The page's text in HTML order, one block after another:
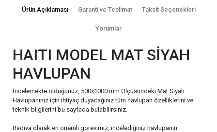
Ürün Açıklaması Garanti ve Teslimat Taksit Seçenekleri
Yorumlar
HAITI MODEL MAT SİYAH
HAVLUPAN
İncelemekte olduğunuz, 500x1000 mm Ölçüsündeki Mat Siyah
Havlupanınız için ihtiyaç duyacağınız tüm havlupan özelliklerini ve
teknik bilgilerini bu sayfada bulabilirsiniz.
Radiva olarak en önemli görevimiz, incelediğiniz havlupanın